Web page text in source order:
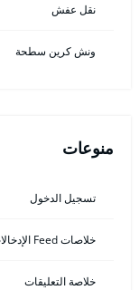
نقل عفش
ونش كرين سطحة
منوعات
تسجيل الدخول
خلاصات Feed الإدخالات
خلاصة التعليقات